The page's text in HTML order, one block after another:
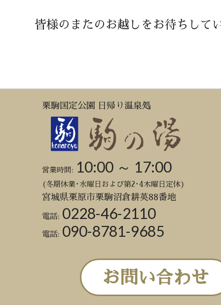
皆様のまたのお越しをお待ちして
栗駒国定公園 日帰り温泉処
営業時間: 10:00 ～ 17:00
(冬期休業･水曜日および第2･4木曜日定休)
宮城県栗原市栗駒沼倉耕英88番地
電話: 0228-46-2110
電話: 090-8781-9685
お問い合わせ